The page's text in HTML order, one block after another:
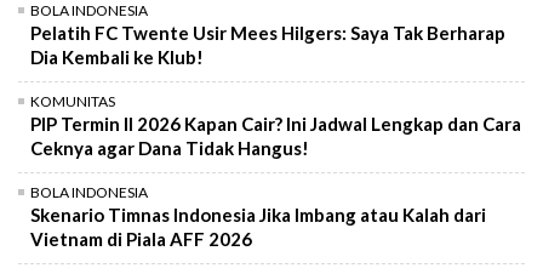
BOLA INDONESIA
Pelatih FC Twente Usir Mees Hilgers: Saya Tak Berharap
Dia Kembali ke Klub!
KOMUNITAS
PIP Termin II 2026 Kapan Cair? Ini Jadwal Lengkap dan Cara
Ceknya agar Dana Tidak Hangus!
BOLA INDONESIA
Skenario Timnas Indonesia Jika Imbang atau Kalah dari
Vietnam di Piala AFF 2026